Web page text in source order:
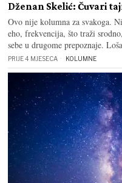
Dženan Skelić: Čuvari
Ovo nije kolumna za svakoga.
eho, frekvencija, što traži
sebe u drugome prepoznaje.
PRIJE 4 MJESECA KOLUMNE